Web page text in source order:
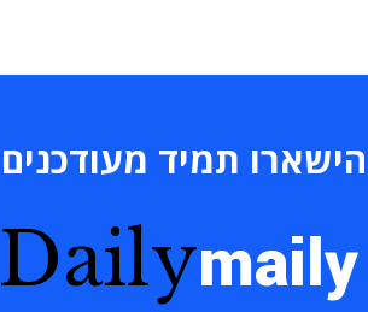
הישארו תמיד מעודכנים
Dailymaily